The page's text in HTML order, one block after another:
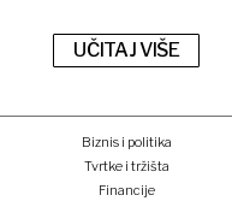
UČITAJ VIŠE
Biznis i politika
Tvrtke i tržišta
Financije